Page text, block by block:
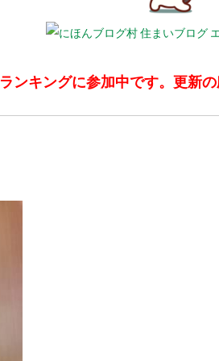
ランキングに参加中です。更新